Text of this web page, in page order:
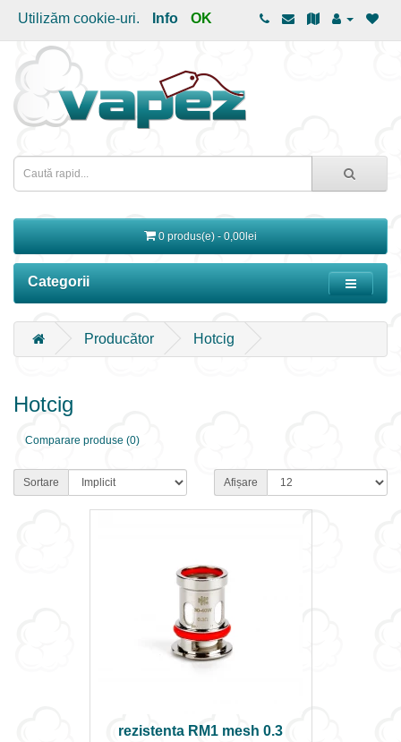
Utilizăm cookie-uri. Info OK
0 produs(e) - 0,00lei
Categorii
Producător Hotcig
Hotcig
Comparare produse (0)
Sortare Afișare
rezistenta RM1 mesh 0.3